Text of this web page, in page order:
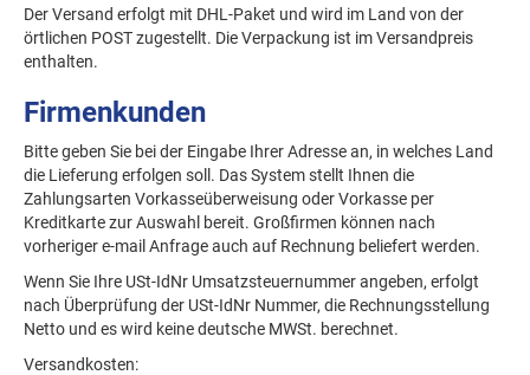
Der Versand erfolgt mit DHL-Paket und wird im Land von der
örtlichen POST zugestellt. Die Verpackung ist im Versandpreis
enthalten.
Firmenkunden
Bitte geben Sie bei der Eingabe Ihrer Adresse an, in welches Land
die Lieferung erfolgen soll. Das System stellt Ihnen die
Zahlungsarten Vorkasseüberweisung oder Vorkasse per
Kreditkarte zur Auswahl bereit. Großfirmen können nach
vorheriger e-mail Anfrage auch auf Rechnung beliefert werden.
Wenn Sie Ihre USt-IdNr Umsatzsteuernummer angeben, erfolgt
nach Überprüfung der USt-IdNr Nummer, die Rechnungsstellung
Netto und es wird keine deutsche MWSt. berechnet.
Versandkosten: